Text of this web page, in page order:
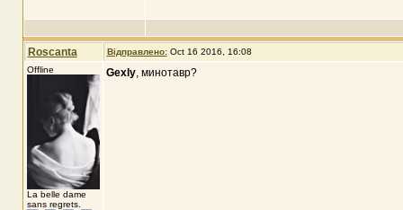
Roscanta Відправлено: Oct 16 2016, 16:08
Offline
La belle dame
sans regrets.
Gexly, минотавр?